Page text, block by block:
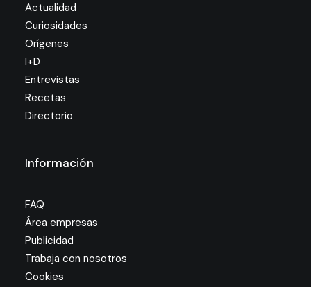
Actualidad
Curiosidades
Orígenes
I+D
Entrevistas
Recetas
Directorio
Información
FAQ
Área empresas
Publicidad
Trabaja con nosotros
Cookies